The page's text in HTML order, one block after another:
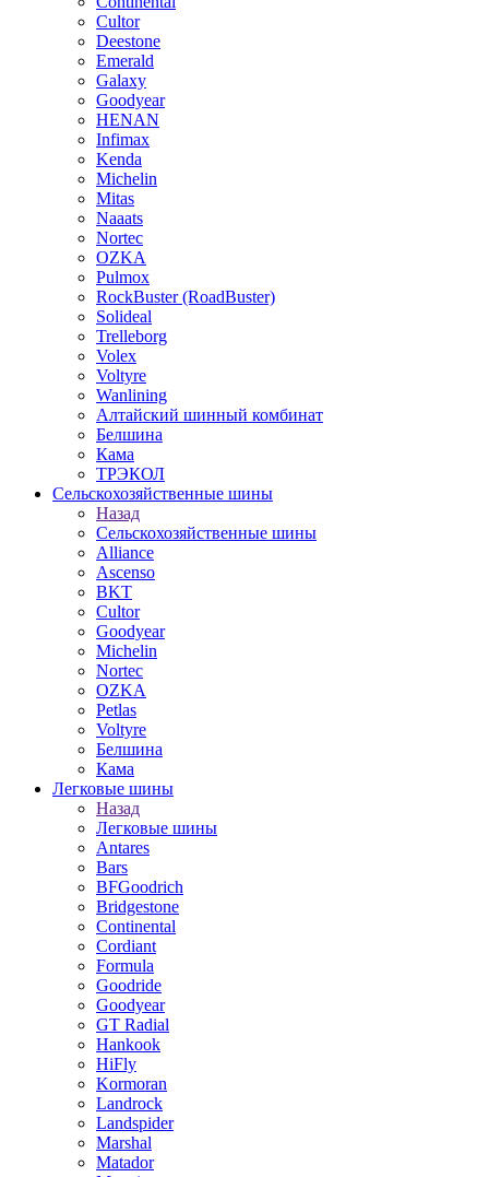
Cultor
Deestone
Emerald
Galaxy
Goodyear
HENAN
Infimax
Kenda
Michelin
Mitas
Naaats
Nortec
OZKA
Pulmox
RockBuster (RoadBuster)
Solideal
Trelleborg
Volex
Voltyre
Wanlining
Алтайский шинный комбинат
Белшина
Кама
ТРЭКОЛ
Сельскохозяйственные шины
Назад
Сельскохозяйственные шины
Alliance
Ascenso
BKT
Cultor
Goodyear
Michelin
Nortec
OZKA
Petlas
Voltyre
Белшина
Кама
Легковые шины
Назад
Легковые шины
Antares
Bars
BFGoodrich
Bridgestone
Continental
Cordiant
Formula
Goodride
Goodyear
GT Radial
Hankook
HiFly
Kormoran
Landrock
Landspider
Marshal
Matador